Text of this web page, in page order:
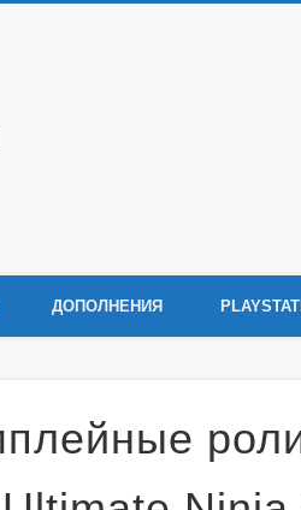
нового поколения Sony PlayStation 4,
ДОПОЛНЕНИЯ